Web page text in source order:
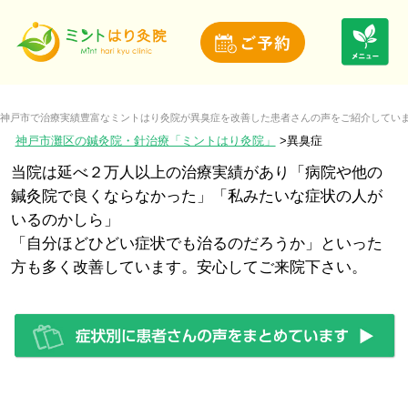
神戸市で治療実績豊富なミントはり灸院が異臭症を改善した患者さんの声をご紹介してい
神戸市灘区の鍼灸院・針治療「ミントはり灸院」 異臭症
当院は延べ２万人以上の治療実績があり「病院や他の
鍼灸院で良くならなかった」「私みたいな症状の人が
いるのかしら」
「自分ほどひどい症状でも治るのだろうか」といった
方も多く改善しています。安心してご来院下さい。